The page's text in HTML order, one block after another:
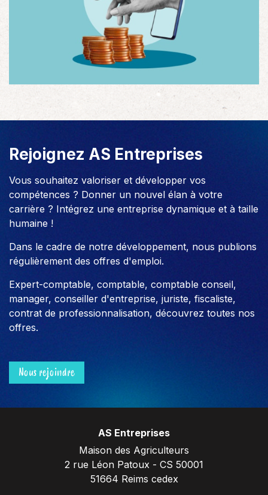
Rejoignez AS Entreprises
Vous souhaitez valoriser et développer vos
compétences ? Donner un nouvel élan à votre
carrière ? Intégrez une entreprise dynamique et à taille
humaine !
Dans le cadre de notre développement, nous publions
régulièrement des offres d'emploi.
Expert-comptable, comptable, comptable conseil,
manager, conseiller d'entreprise, juriste, fiscaliste,
contrat de professionnalisation, découvrez toutes nos
offres.
Nous rejoindre
AS Entreprises
Maison des Agriculteurs
2 rue Léon Patoux - CS 50001
51664 Reims cedex